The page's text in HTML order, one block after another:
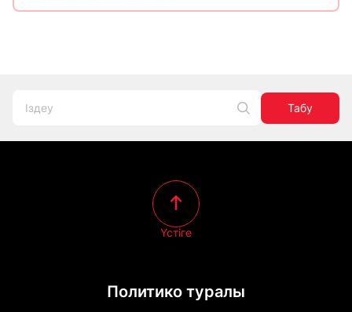
Табу
Политико туралы
Үстіге